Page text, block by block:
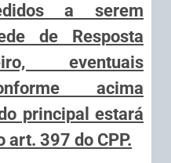
a serem
de Resposta
eventuais
acima
principal estará
art. 397 do CPP.